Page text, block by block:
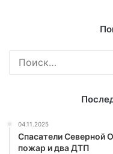
04.11.2025
Спасатели Северной
пожар и два ДТП